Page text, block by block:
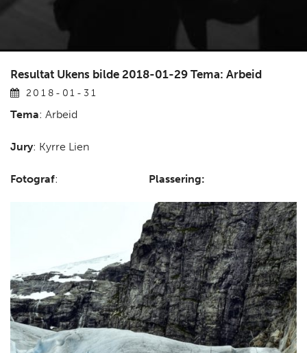
Resultat Ukens bilde 2018-01-29 Tema: Arbeid
2018-01-31
Tema: Arbeid
Jury: Kyrre Lien
Fotograf: Plassering: